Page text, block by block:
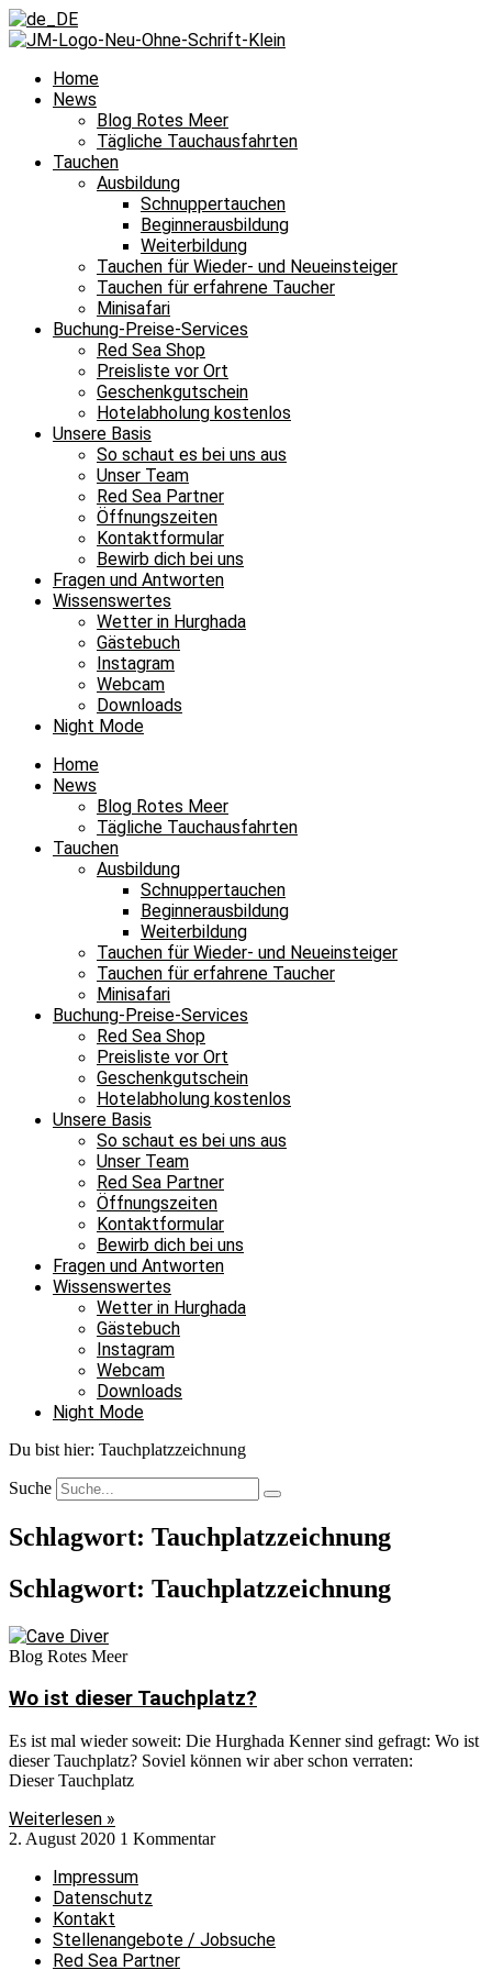
Home
News
Blog Rotes Meer
Tägliche Tauchausfahrten
Tauchen
Ausbildung
Schnuppertauchen
Beginnerausbildung
Weiterbildung
Tauchen für Wieder- und Neueinsteiger
Tauchen für erfahrene Taucher
Minisafari
Buchung-Preise-Services
Red Sea Shop
Preisliste vor Ort
Geschenkgutschein
Hotelabholung kostenlos
Unsere Basis
So schaut es bei uns aus
Unser Team
Red Sea Partner
Öffnungszeiten
Kontaktformular
Bewirb dich bei uns
Fragen und Antworten
Wissenswertes
Wetter in Hurghada
Gästebuch
Instagram
Webcam
Downloads
Night Mode
Home
News
Blog Rotes Meer
Tägliche Tauchausfahrten
Tauchen
Ausbildung
Schnuppertauchen
Beginnerausbildung
Weiterbildung
Tauchen für Wieder- und Neueinsteiger
Tauchen für erfahrene Taucher
Minisafari
Buchung-Preise-Services
Red Sea Shop
Preisliste vor Ort
Geschenkgutschein
Hotelabholung kostenlos
Unsere Basis
So schaut es bei uns aus
Unser Team
Red Sea Partner
Öffnungszeiten
Kontaktformular
Bewirb dich bei uns
Fragen und Antworten
Wissenswertes
Wetter in Hurghada
Gästebuch
Instagram
Webcam
Downloads
Night Mode
Du bist hier: Tauchplatzzeichnung
Suche
Schlagwort: Tauchplatzzeichnung
Schlagwort: Tauchplatzzeichnung
Blog Rotes Meer
Wo ist dieser Tauchplatz?
Es ist mal wieder soweit: Die Hurghada Kenner sind gefragt: Wo ist
dieser Tauchplatz? Soviel können wir aber schon verraten:
Dieser Tauchplatz
Weiterlesen »
2. August 2020 1 Kommentar
Impressum
Datenschutz
Kontakt
Stellenangebote / Jobsuche
Red Sea Partner